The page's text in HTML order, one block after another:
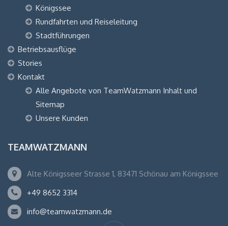
Königssee
Rundfahrten und Reiseleitung
Stadtführungen
Betriebsausflüge
Stories
Kontakt
Alle Angebote von TeamWatzmann Inhalt und
Sitemap
Unsere Kunden
TEAMWATZMANN
Alte Königsseer Strasse 1, 83471 Schönau am Königssee
+49 8652 3314
info@teamwatzmann.de